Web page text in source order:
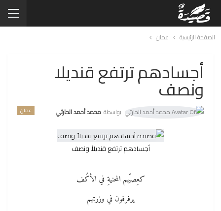
الصفحة الرئيسية عمان
أجسادهم ترتفع قنديلا
ونصف
عمان بواسطة محمد أحمد الحارثي
أجسادهم ترتفع قنديلاً ونصف
كعِصيّهم المحنيةِ في الأكُف
يرفرفون في وزرتهم